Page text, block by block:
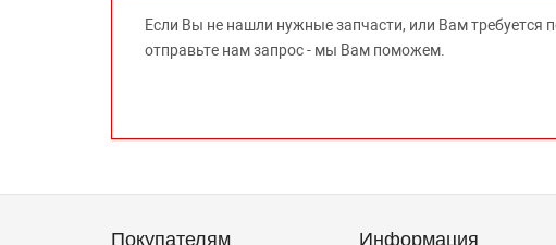
Если Вы не нашли нужные запчасти, или Вам требуется
отправьте нам запрос - мы Вам поможем.
Покупателям Информация